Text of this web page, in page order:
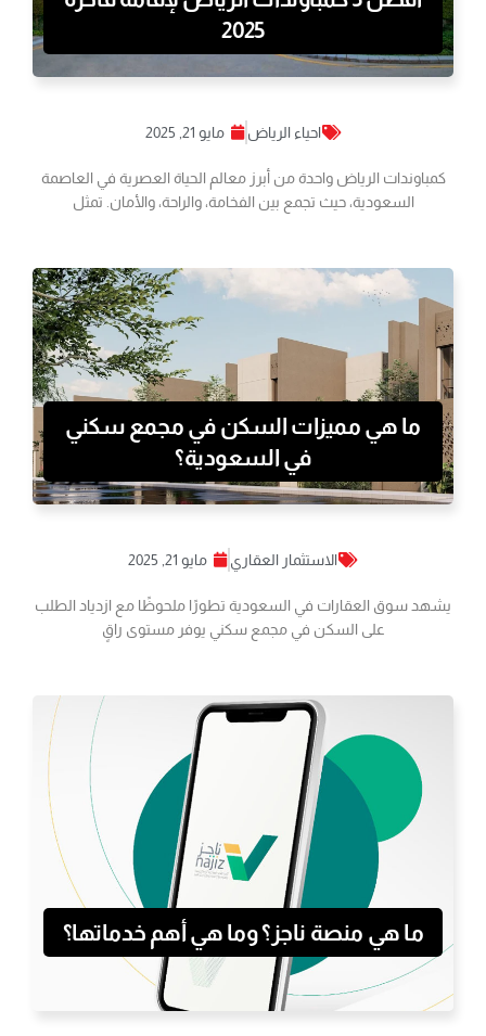
2025
احياء الرياض مايو 21, 2025
كمباوندات الرياض واحدة من أبرز معالم الحياة العصرية في العاصمة
السعودية، حيث تجمع بين الفخامة، والراحة، والأمان. تمثل
ما هي مميزات السكن في مجمع سكني
في السعودية؟
الاستثمار العقاري مايو 21, 2025
يشهد سوق العقارات في السعودية تطورًا ملحوظًا مع ازدياد الطلب
على السكن في مجمع سكني يوفر مستوى راقٍ
ما هي منصة ناجز؟ وما هي أهم خدماتها؟